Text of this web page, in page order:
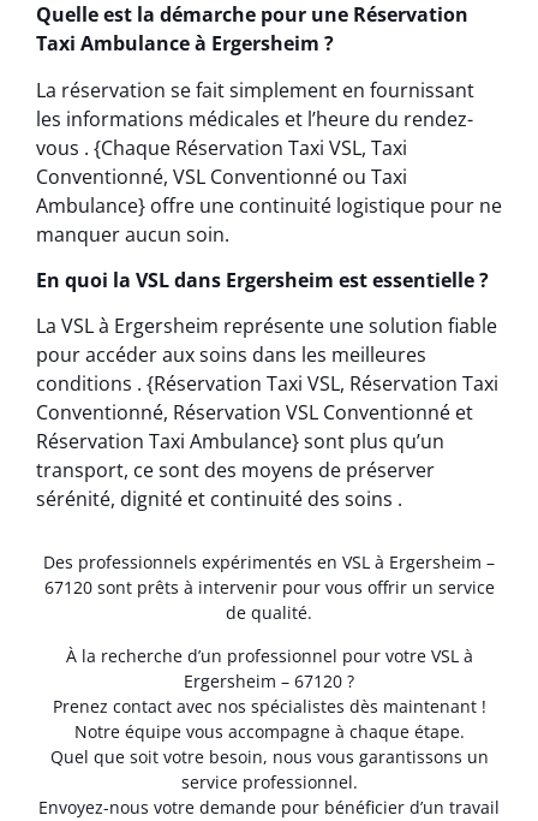
Quelle est la démarche pour une Réservation
Taxi Ambulance à Ergersheim ?
La réservation se fait simplement en fournissant
les informations médicales et l’heure du rendez-
vous . {Chaque Réservation Taxi VSL, Taxi
Conventionné, VSL Conventionné ou Taxi
Ambulance} offre une continuité logistique pour ne
manquer aucun soin.
En quoi la VSL dans Ergersheim est essentielle ?
La VSL à Ergersheim représente une solution fiable
pour accéder aux soins dans les meilleures
conditions . {Réservation Taxi VSL, Réservation Taxi
Conventionné, Réservation VSL Conventionné et
Réservation Taxi Ambulance} sont plus qu’un
transport, ce sont des moyens de préserver
sérénité, dignité et continuité des soins .
Des professionnels expérimentés en VSL à Ergersheim –
67120 sont prêts à intervenir pour vous offrir un service
de qualité.
À la recherche d’un professionnel pour votre VSL à
Ergersheim – 67120 ?
Prenez contact avec nos spécialistes dès maintenant !
Notre équipe vous accompagne à chaque étape.
Quel que soit votre besoin, nous vous garantissons un
service professionnel.
Envoyez-nous votre demande pour bénéficier d’un travail